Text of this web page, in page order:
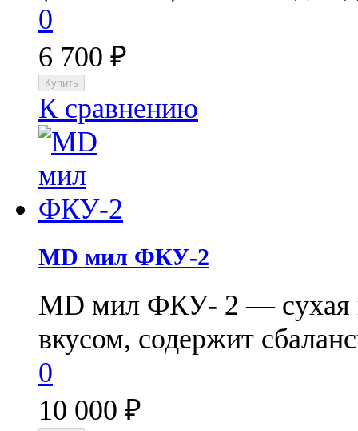
0
6 700 ₽
К сравнению
МD мил ФКУ-2
МD мил ФКУ- 2 — сухая
вкусом, содержит
0
10 000 ₽